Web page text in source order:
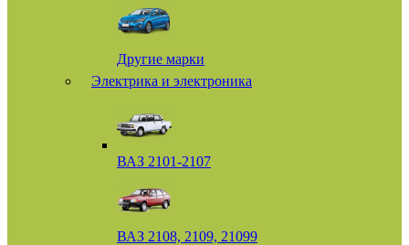
Другие марки
Электрика и электроника
ВАЗ 2101-2107
ВАЗ 2108, 2109, 21099